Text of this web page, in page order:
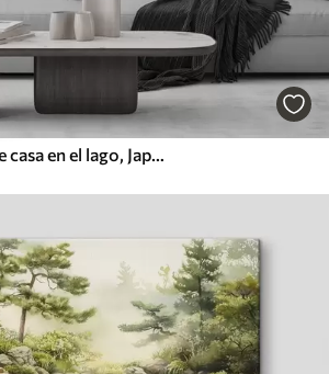
Cerezo rosa cerca de casa en el lago, Japón, estilo oriental, acuarela